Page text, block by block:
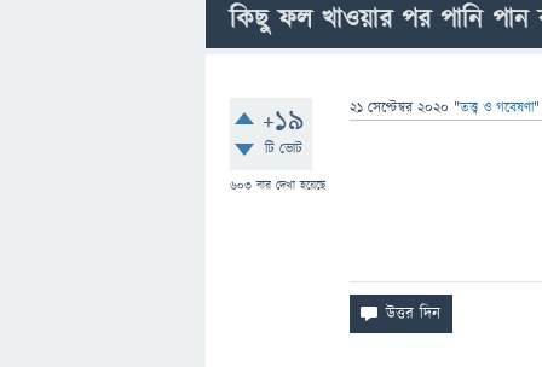
কিছু ফল খাওয়ার পর পানি পান
+19
টি ভোট
603 বার দেখা হয়েছে
21 সেপ্টেম্বর 2020 "তত্ত্ব ও গবেষণা"